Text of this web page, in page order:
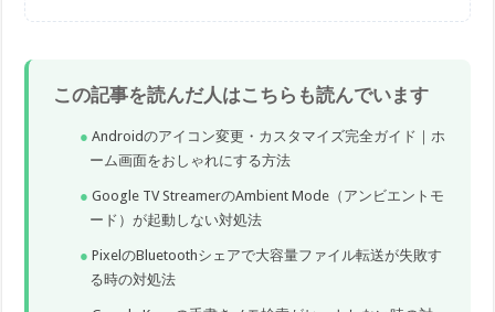
この記事を読んだ人はこちらも読んでいます
Androidのアイコン変更・カスタマイズ完全ガイド｜ホ
ーム画面をおしゃれにする方法
Google TV StreamerのAmbient Mode（アンビエントモ
ード）が起動しない対処法
PixelのBluetoothシェアで大容量ファイル転送が失敗す
る時の対処法